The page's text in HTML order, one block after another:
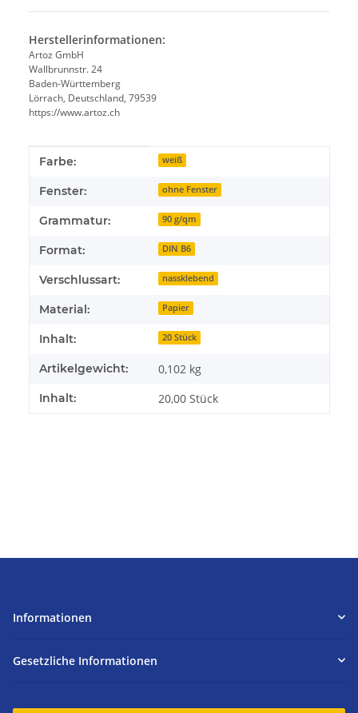
Herstellerinformationen:
Artoz GmbH
Wallbrunnstr. 24
Baden-Württemberg
Lörrach, Deutschland, 79539
https://www.artoz.ch
Produkteigenschaft
Wert
Farbe: weiß
Fenster: ohne Fenster
Grammatur: 90 g/qm
Format: DIN B6
Verschlussart: nassklebend
Material: Papier
Inhalt: 20 Stück
Artikelgewicht: 0,102 kg
Inhalt: 20,00 Stück
Informationen
Gesetzliche Informationen